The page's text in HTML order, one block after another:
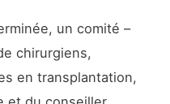
un comité –
chirurgiens,
en transplantation,